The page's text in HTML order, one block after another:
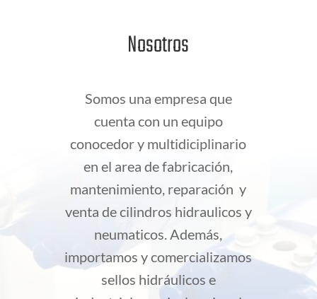
Nosotros
Somos una empresa que
cuenta con un equipo
conocedor y multidiciplinario
en el area de fabricación,
mantenimiento, reparación y
venta de cilindros hidraulicos y
neumaticos. Además,
importamos y comercializamos
sellos hidráulicos e